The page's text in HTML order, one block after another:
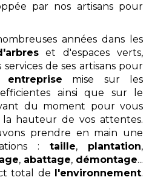
par nos artisans pour
années dans les
et d'espaces verts,
de ses artisans pour
entreprise mise sur les
ainsi que sur le
du moment pour vous
hauteur de vos attentes.
prendre en main une
: taille, plantation,
, abattage, démontage...
total de
l'environnement.